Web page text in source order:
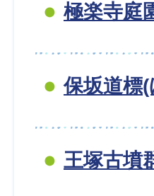
極楽寺庭
保坂道標
王塚古墳